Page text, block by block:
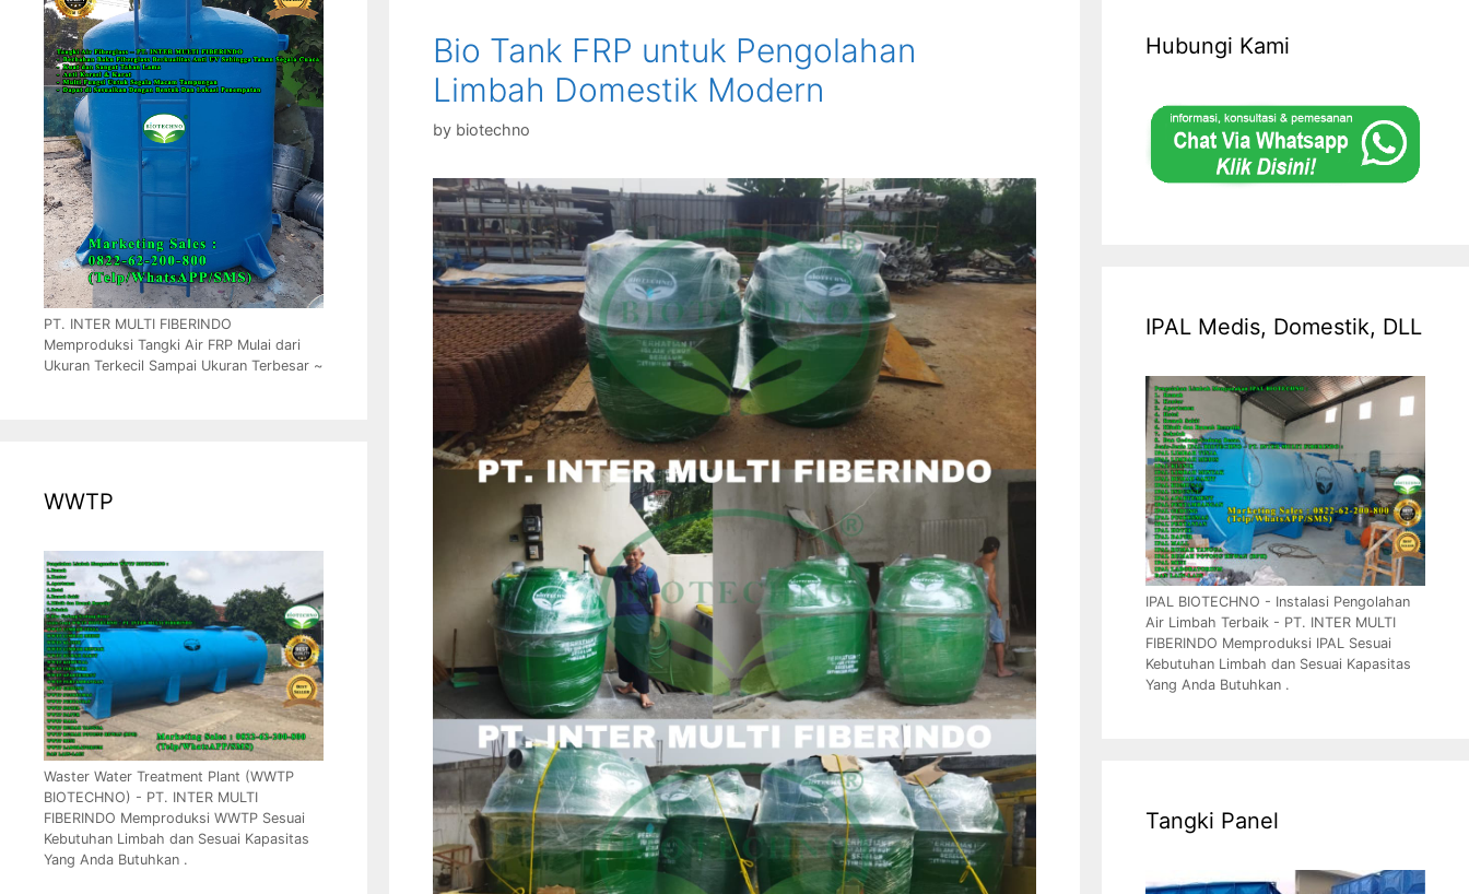
Bio Tank FRP untuk Pengolahan
Limbah Domestik Modern
by biotechno
PT. INTER MULTI FIBERINDO
Memproduksi Tangki Air FRP Mulai dari
Ukuran Terkecil Sampai Ukuran Terbesar ~
WWTP
Waster Water Treatment Plant (WWTP
BIOTECHNO) - PT. INTER MULTI
FIBERINDO Memproduksi WWTP Sesuai
Kebutuhan Limbah dan Sesuai Kapasitas
Yang Anda Butuhkan .
Hubungi Kami
IPAL Medis, Domestik, DLL
IPAL BIOTECHNO - Instalasi Pengolahan
Air Limbah Terbaik - PT. INTER MULTI
FIBERINDO Memproduksi IPAL Sesuai
Kebutuhan Limbah dan Sesuai Kapasitas
Yang Anda Butuhkan .
Tangki Panel